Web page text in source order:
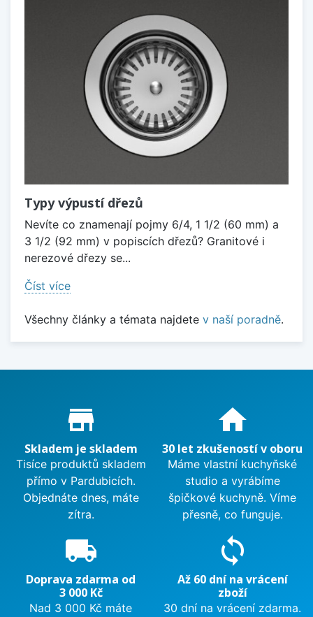
Typy výpustí dřezů
Nevíte co znamenají pojmy 6/4, 1 1/2 (60 mm) a
3 1/2 (92 mm) v popiscích dřezů? Granitové i
nerezové dřezy se...
Číst více
Všechny články a témata najdete v naší poradně.
Proč nakupovat u nás?
store_mall_directory
Skladem je skladem
Tisíce produktů skladem
přímo v Pardubicích.
Objednáte dnes, máte
zítra.
home
30 let zkušeností v oboru
Máme vlastní kuchyňské
studio a vyrábíme
špičkové kuchyně. Víme
přesně, co funguje.
local_shipping
Doprava zdarma od
3 000 Kč
Nad 3 000 Kč máte
sync
Až 60 dní na vrácení
zboží
30 dní na vrácení zdarma.